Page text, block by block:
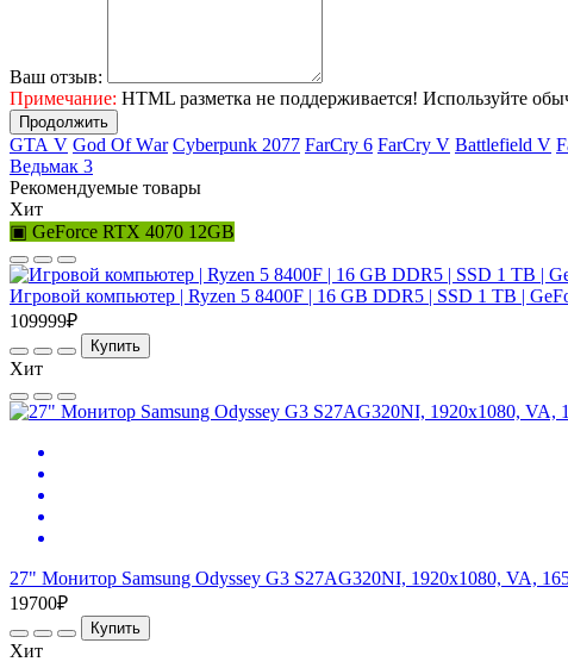
Ваш отзыв:
Примечание: HTML разметка не поддерживается! Используйте
Продолжить
GТА V Gоd Оf Wаr Cyberpunk 2077 FаrСry 6 FarCry V Ваttlеfiеld V
Ведьмак 3
Рекомендуемые товары
Хит
▣ GeForce RTX 4070 12GB
Игровой компьютер | Ryzen 5 8400F | 16 GB DDR5 | SSD 1 TB |
109999₽
Купить
Хит
27" Монитор Samsung Odyssey G3 S27AG320NI, 1920x1080, VA,
19700₽
Купить
Хит